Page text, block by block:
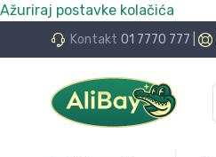
Ažuriraj postavke kolačića
Kontakt 01 7770 777
24 rate bez kamata